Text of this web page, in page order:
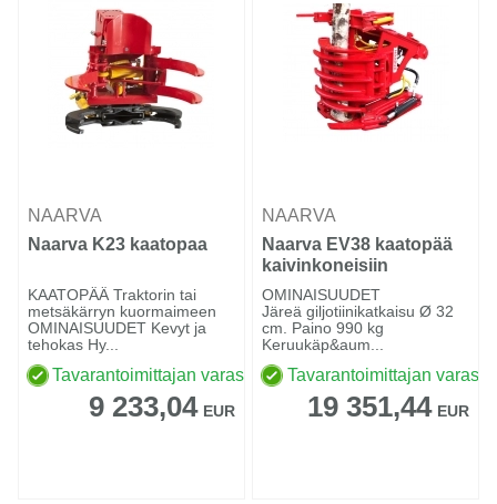
NAARVA
Naarva K23 kaatopaa
KAATOPÄÄ Traktorin tai
metsäkärryn kuormaimeen
OMINAISUUDET Kevyt ja
tehokas Hy...
Tavarantoimittajan varastossa
9 233,04 EUR
NAARVA
Naarva EV38 kaatopää
kaivinkoneisiin
OMINAISUUDET
Järeä giljotiinikatkaisu Ø 32
cm. Paino 990 kg
Keruukäp&aum...
Tavarantoimittajan
19 351,44 EUR